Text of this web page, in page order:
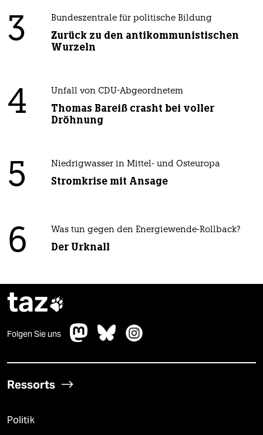
3 Bundeszentrale für politische Bildung
Zurück zu den antikommunistischen
Wurzeln
4 Unfall von CDU-Abgeordnetem
Thomas Bareiß crasht bei voller
Dröhnung
5 Niedrigwasser in Mittel- und Osteuropa
Stromkrise mit Ansage
6 Was tun gegen den Energiewende-Rollback?
Der Urknall
taz
Folgen Sie uns
Ressorts
Politik